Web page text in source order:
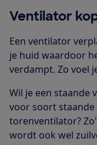
Ventilator
Een ventilator
je huid waardoor
verdampt. Zo voel
Wil je een staande
voor soort
torenventilator?
wordt ook wel